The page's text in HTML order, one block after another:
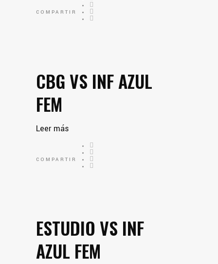
COMPARTIR
CBG VS INF AZUL
FEM
Leer más
COMPARTIR
ESTUDIO VS INF
AZUL FEM